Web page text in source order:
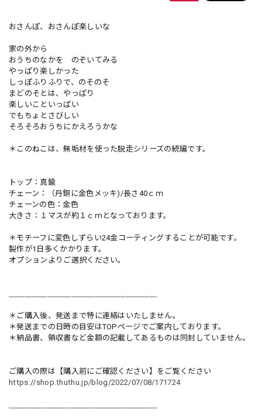
おさんぽ、おさんぽ楽しいな
家の外から
おうちのなかを のぞいてみる
やっぱり楽しかった
しっぽふりふりで、のそのそ
まどのそとは、やっぱり
楽しいこといっぱい
でもちょとさびしい
そろそろおうちにかえろうかな
＊このねこは、無垢材を使った脱走シリーズの続編です。
トップ：真鍮
チェーン：（丹銅に金色メッキ)/長さ40ｃｍ
チェーンの色：金色
大きさ：１マスが約１ｃｍとなっております。
＊モチーフに変色しずらい24金コーティングすることが可能です。
製作が1日多くかかります。
オプションよりご選択ください。
＊ご購入後、発送まで特に連絡はいたしません。
＊発送までの日時の目安はTOPページでご案内しております。
＊納品書、領収書など金額の記載してあるものは同封していません。
ご購入の際は【購入前にご確認ください】をご覧ください
https://shop.thuthu.jp/blog/2022/07/08/171724